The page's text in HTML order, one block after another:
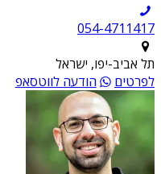
054-4711417
תל אביב-יפו, ישראל
לפרטים
הודעה לווטסאפ